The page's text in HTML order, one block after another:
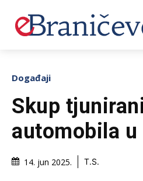
Događaji
Skup
automobila u
14. jun 2025. T.S.